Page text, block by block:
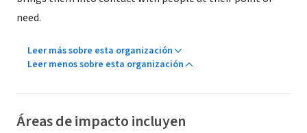
need.
Leer más sobre esta organización
Leer menos sobre esta organización
Áreas de impacto incluyen